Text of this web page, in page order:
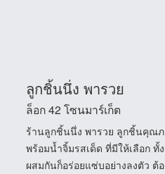
ลูกชิ้นนึ่ง พารวย
ล็อก 42 โซนมาร์เก็ต
ร้านลูกชิ้นนึ่ง พารวย ลูกชิ้นคุณภ
พร้อมน้ำจิ้มรสเด็ด ที่มีให้เลือก
ผสมกันก็อร่อยแซ่บอย่างลงตัว ต้